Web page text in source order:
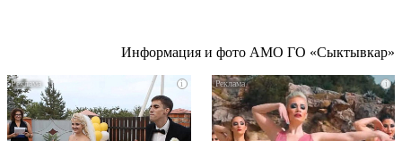
Информация и фото АМО ГО «Сыктывкар»
i i